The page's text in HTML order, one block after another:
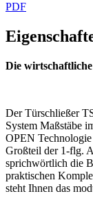
PDF
Die
Der Türschließer
System Maßstäbe
OPEN
Großteil der 1-flg.
sprichwörtlich die
praktischen
steht Ihnen das